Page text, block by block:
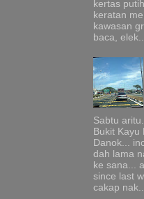
kertas
keratan
kawasan
baca, elek...
Sabtu
Bukit Kayu
Danok...
dah lama
ke sana...
since last
cakap nak...